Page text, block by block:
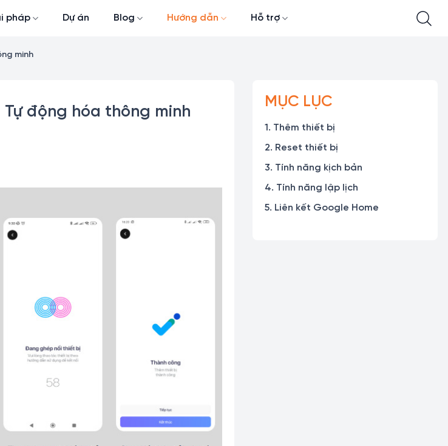
pháp Dự án Blog Hướng dẫn Hỗ trợ
minh
động hóa thông minh
MỤC LỤC
1. Thêm thiết bị
2. Reset thiết bị
3. Tính năng kịch bản
4. Tính năng lập lịch
5. Liên kết Google Home